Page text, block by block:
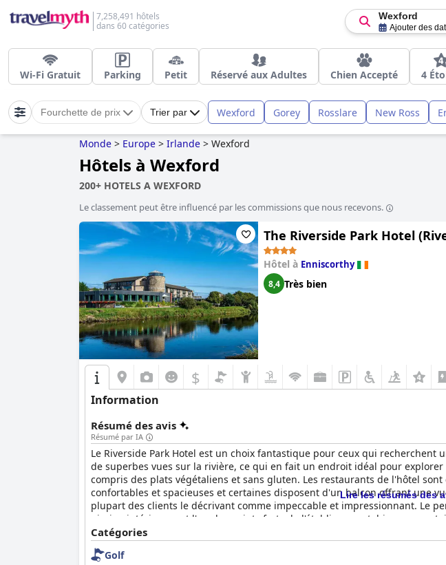
7,258,491 hôtels
dans 60 catégories
Wexford
Ajouter des
Wi-Fi Gratuit Parking Petit Réservé aux Adultes Chien Accepté 4
Fourchette de prix Trier par Wexford Gorey Rosslare New Ross
Monde > Europe > Irlande > Wexford
Hôtels à Wexford
200+ HOTELS A WEXFORD
Le classement peut être influencé par les commissions que nous recevons.
The Riverside Park Hotel
Hôtel à Enniscorthy
8,4 Très bien
$
Information
Résumé des avis
Résumé par IA
Le Riverside Park Hotel est un choix fantastique pour ceux qui
de superbes vues sur la rivière, ce qui en fait un endroit idéal pour
compris des plats végétaliens et sans gluten. Les restaurants de l'hôtel
confortables et spacieuses et certaines disposent d'un balcon offrant une
plupart des clients le décrivant comme impeccable et impressionnant. Le
piscine intérieure est l'un des points forts de l'établissement, bien que
adaptées à leurs besoins, l'aire de jeux et la piscine. Le stationnement
parking à proximité. Dans l'ensemble, le Riverside Park Hotel est un choix
endroit magnifique.
Lire les résumés des
Catégories
Golf